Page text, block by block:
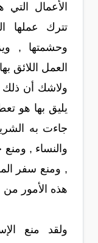
الأعمال
تترك عملها
وحشمتها ,
العمل اللائق
ولاشك أن ذلك
يليق بها هو
جاءت به
والنساء , ومنع
, ومنع سفر
هذه الأمور من
ولقد منع